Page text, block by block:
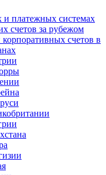
и платежных системах
счетов за рубежом
счетов в